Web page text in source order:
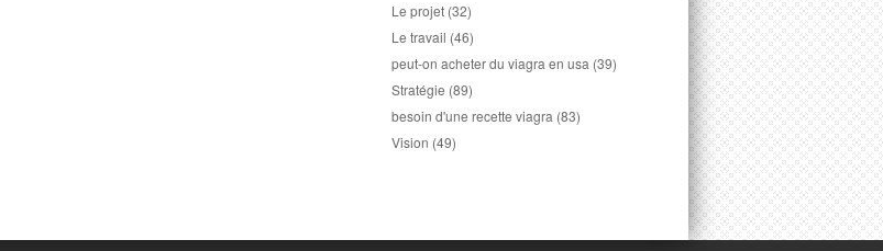
Le projet (32)
Le travail (46)
peut-on acheter du viagra en usa (39)
Stratégie (89)
besoin d'une recette viagra (83)
Vision (49)